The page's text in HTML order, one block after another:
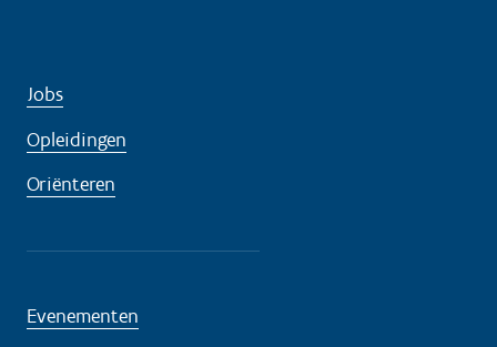
Jobs
Opleidingen
Oriënteren
Evenementen